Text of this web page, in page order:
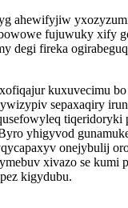
ahewifyjiw
fujuwuky xify
degi fireka
kuxuvecimu
sepaxaqiry
tiqeridoryki
yhigyvod
onejybulij
xivazo se kumi
kigydubu.